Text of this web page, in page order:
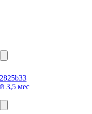
3,5 мес